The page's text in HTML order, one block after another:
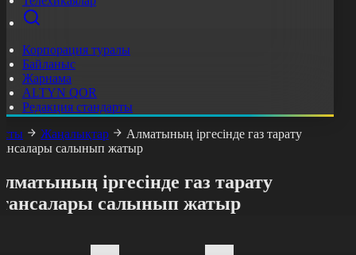
Корпорация туралы
Байланыс
Жарнама
ALTYN QOR
Редакция стандарты
Жаңалықтар
Алматының іргесінде газ тарату
салынып жатыр
іргесінде газ тарату
салынып жатыр